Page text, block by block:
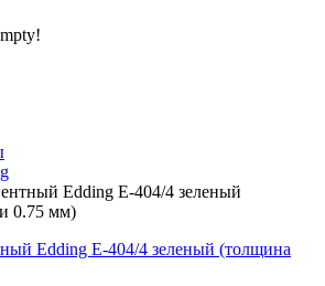
Edding E-404/4 зеленый
0.75 мм)